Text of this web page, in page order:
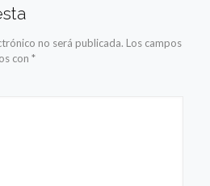
no será publicada. Los campos
con *